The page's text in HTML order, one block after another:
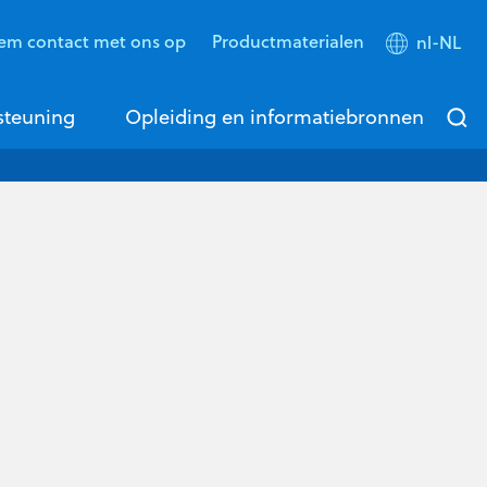
contact met ons op Productmaterialen nl-NL
Opleiding en informatiebronnen